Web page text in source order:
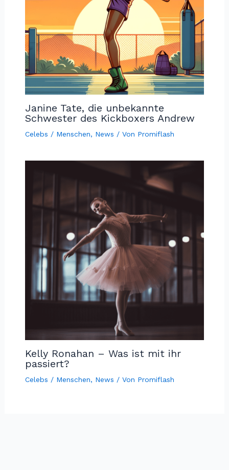
Janine Tate, die unbekannte
Schwester des Kickboxers Andrew
Celebs / Menschen, News / Von Promiflash
Kelly Ronahan – Was ist mit ihr
passiert?
Celebs / Menschen, News / Von Promiflash